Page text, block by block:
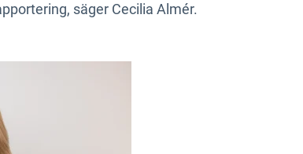
säger Cecilia Almér.